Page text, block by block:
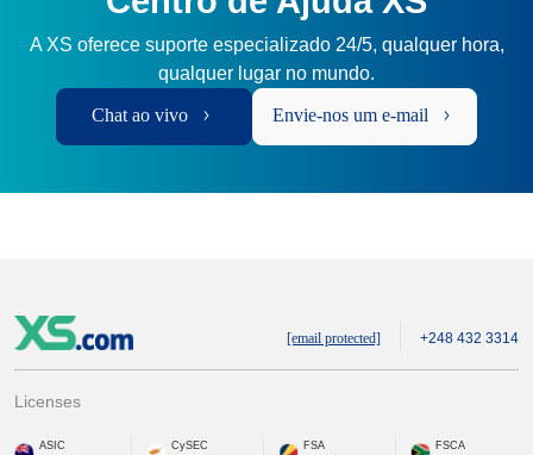
A XS oferece suporte especializado 24/5, qualquer hora,
qualquer lugar no mundo.
Chat ao vivo Envie-nos um e-mail
[email protected] +248 432 3314
Licenses
ASIC
CySEC
FSA
FSCA